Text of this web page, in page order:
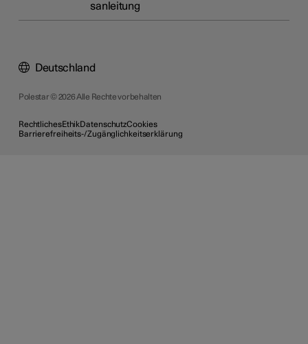
sanleitung
Polestar © 2026 Alle Rechte vorbehalten
RechtlichesEthikDatenschutzCookies
Barrierefreiheits-/Zugänglichkeitserklärung
Deutschland